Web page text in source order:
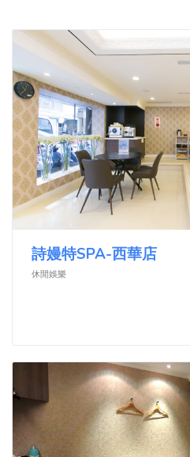
詩嫚特SPA-西華店
休閒娛樂